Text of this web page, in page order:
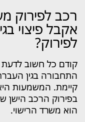
רכב לפירוק
אקבל פיצוי
לפירוק?
קודם כל חשוב
התחבורה בגין
קיימת. המשמעות
בפירוק הרכב הישן
הוא משרד הרישוי.